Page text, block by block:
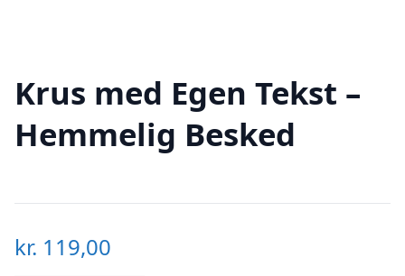
Krus med Egen Tekst –
Hemmelig Besked
kr. 119,00